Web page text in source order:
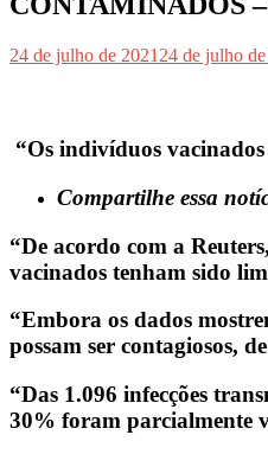
24 de julho de 2021 24 de julho de
“Os indivíduos
Compartilhe essa
“De acordo com a
vacinados tenham sido
“Embora os dados
possam ser contagiosos,
“Das 1.096 infecções
30% foram parcialmente